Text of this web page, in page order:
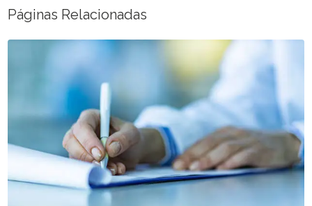
Páginas Relacionadas